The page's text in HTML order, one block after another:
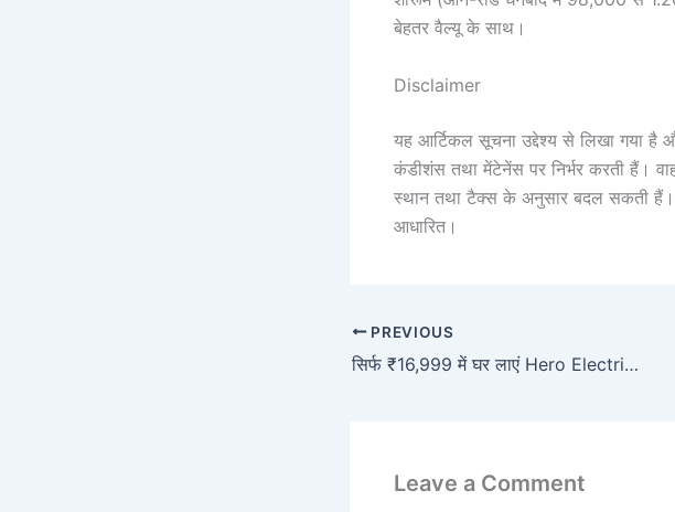
बेहतर वैल्यू के साथ।
Disclaimer
यह आर्टिकल सूचना उद्देश्य से लिखा गया है
कंडीशंस तथा मेंटेनेंस पर निर्भर करती हैं।
स्थान तथा टैक्स के अनुसार बदल सकती हैं।
आधारित।
PREVIOUS
सिर्फ ₹16,999 में घर लाएं Hero Electric Cycle 2026, 120km रेंज स्मार्ट ई-साइकिल, 60km/h स्पीड, 3hr चार्ज!
Leave a Comment